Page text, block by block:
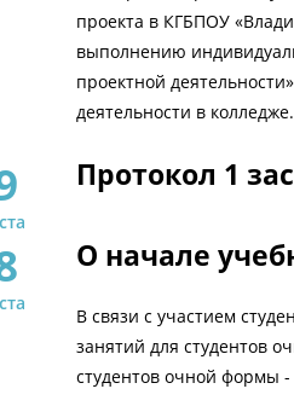
проекта в КГБПОУ
выполнению
проектной
деятельности в колледже.
Протокол 1
О начале
В связи с участием
занятий для студентов
студентов очной формы -